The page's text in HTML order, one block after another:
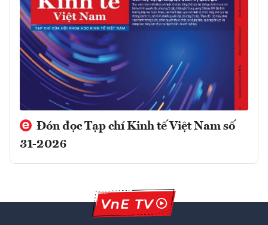
Đón đọc Tạp chí Kinh tế Việt Nam số
31-2026